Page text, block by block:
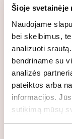
Šioje svetainėje
Naudojame
bei skelbimus,
analizuoti
bendriname su
analizės
pateiktos arba
informacijos.
sutikimą mūsų
„Caverion
puoselėjanti
Lietuvos
įmonių
2018“
buvo
mokslinėje-
sveikatos